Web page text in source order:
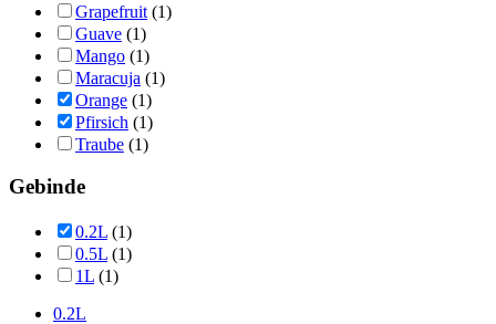
Grapefruit (1)
Guave (1)
Mango (1)
Maracuja (1)
Orange (1)
Pfirsich (1)
Traube (1)
Gebinde
0.2L (1)
0.5L (1)
1L (1)
0.2L